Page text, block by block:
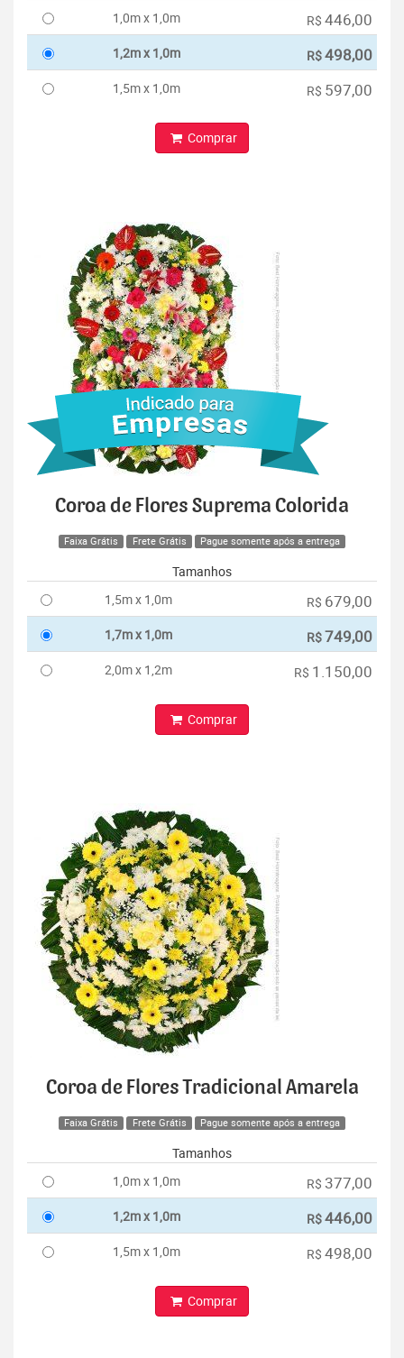
1,0m x 1,0m
R$ 446,00
1,2m x 1,0m R$498,00
1,5m x 1,0m R$ 597,00
Comprar
Coroa de Flores Suprema Colorida
Faixa Grátis Frete Grátis Pague somente após a entrega
Tamanhos
1,5m x 1,0m
R$ 679,00
1,7m x 1,0m R$749,00
2,0m x 1,2m R$ 1.150,00
Comprar
Coroa de Flores Tradicional Amarela
Faixa Grátis Frete Grátis Pague somente após a entrega
Tamanhos
1,0m x 1,0m
R$ 377,00
1,2m x 1,0m R$446,00
1,5m x 1,0m R$ 498,00
Comprar